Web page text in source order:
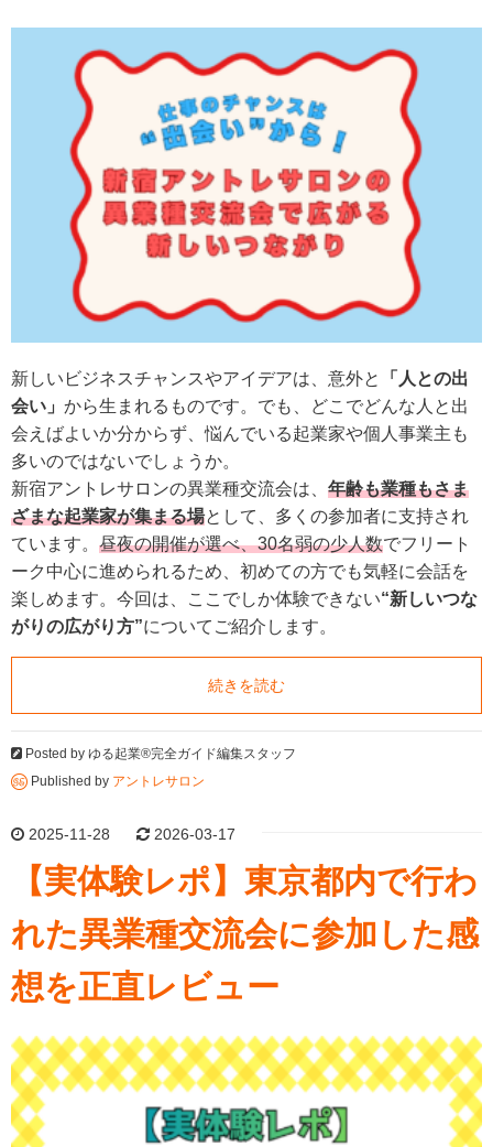
新しいビジネスチャンスやアイデアは、意外と
「人との出
会い」 から生まれるものです。でも、どこでどんな人と出
会えばよいか分からず、悩んでいる起業家や個人事業主も
多いのではないでしょうか。
新宿アントレサロンの異業種交流会は、 年齢も業種もさま
ざまな起業家が集まる場として、多くの参加者に支持され
ています。 昼夜の開催が選べ、30名弱の少人数でフリート
ーク中心に進められるため、初めての方でも気軽に会話を
楽しめます。今回は、ここでしか体験できない“新しいつな
がりの広がり方”についてご紹介します。
続きを読む
Posted by ゆる起業®完全ガイド編集スタッフ
Published by アントレサロン
2025-11-28 2026-03-17
【実体験レポ】東京都内で行わ
れた異業種交流会に参加した感
想を正直レビュー